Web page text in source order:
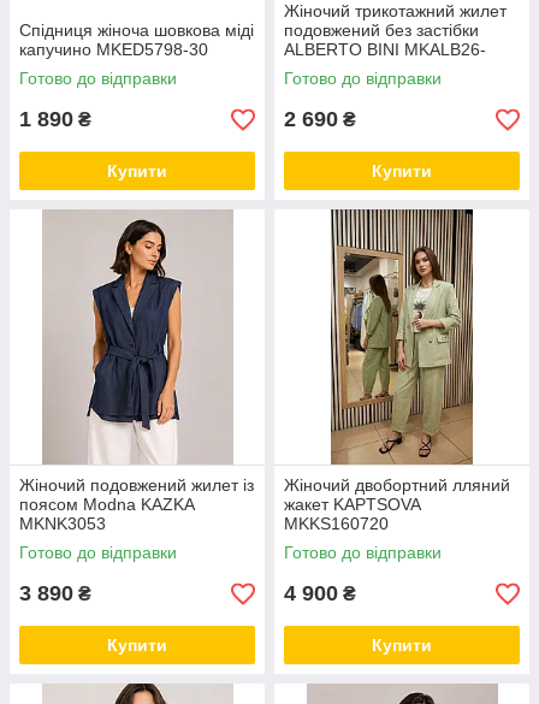
Спідниця жіноча шовкова міді
капучино MKED5798-30
Готово до відправки
1 890 ₴
Купити
Жіночий трикотажний жилет
подовжений без застібки
ALBERTO BINI MKALB26-
0013
Готово до відправки
2 690 ₴
Купити
Жіночий подовжений жилет із
поясом Modna KAZKA
MKNK3053
Готово до відправки
3 890 ₴
Купити
Жіночий двобортний лляний
жакет KAPTSOVA
MKKS160720
Готово до відправки
4 900 ₴
Купити